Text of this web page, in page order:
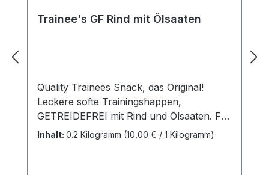
Trainee's GF Rind mit Ölsaaten
Quality Trainees Snack, das Original!
Leckere softe Trainingshappen,
GETREIDEFREI mit Rind und Ölsaaten. Für
Sport, Spiel und Spaß.
Inhalt: 0.2 Kilogramm (10,00 € / 1 Kilogramm)